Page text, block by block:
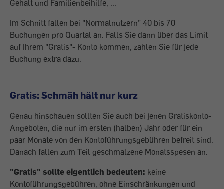
Gehalt und Familienbeihilfe, ...
Im Schnitt fallen bei "Normalnutzern" 40 bis 70
Buchungen pro Quartal an. Falls Sie dann über das Limit
auf Ihrem "Gratis"- Konto kommen, zahlen Sie für jede
Buchung extra dazu.
Gratis: Schmäh hält nur kurz
Genau hinschauen sollten Sie auch bei jenen Gratiskonto-
Angeboten, die nur im ersten (halben) Jahr oder für ein
paar Monate von den Kontoführungsgebühren befreit sind.
Danach fallen zum Teil geschmalzene Monatsspesen an.
"Gratis" sollte eigentlich bedeuten: keine
Kontoführungsgebühren, ohne Einschränkungen und